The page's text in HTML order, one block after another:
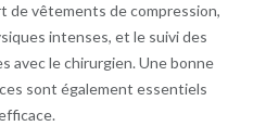
de vêtements de compression,
intenses, et le suivi des
avec le chirurgien. Une bonne
sont également essentiels